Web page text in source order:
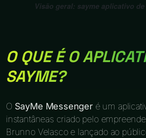
Visão geral: sayme aplicativo
O QUE É O
SAYME?
O SayMe Messengeré um
instantâneas criado pelo
Brunno Velasco e lançado ao